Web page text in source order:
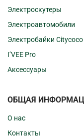
Электроскутеры
Электроавтомобили
Электробайки Citycoco
I’VEE Pro
Аксессуары
ОБЩАЯ
О нас
Контакты